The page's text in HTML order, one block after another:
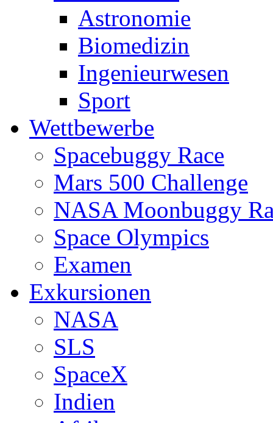
Astronomie
Biomedizin
Ingenieurwesen
Sport
Wettbewerbe
Spacebuggy Race
Mars 500 Challenge
NASA Moonbuggy
Space Olympics
Examen
Exkursionen
NASA
SLS
SpaceX
Indien